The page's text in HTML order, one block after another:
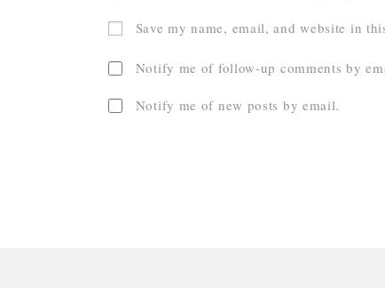
Save my name, email, and website in
Notify me of follow-up comments by
Notify me of new posts by email.